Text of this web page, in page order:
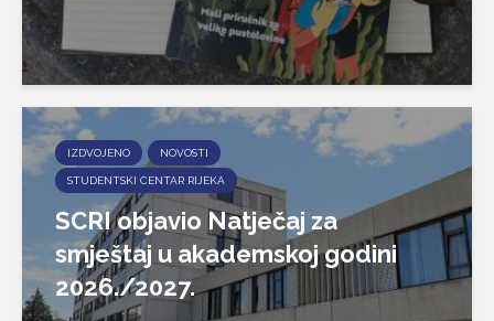
IZDVOJENO NOVOSTI
STUDENTSKI CENTAR RIJEKA
SCRI objavio Natječaj za
smještaj u akademskoj godini
2026./2027.